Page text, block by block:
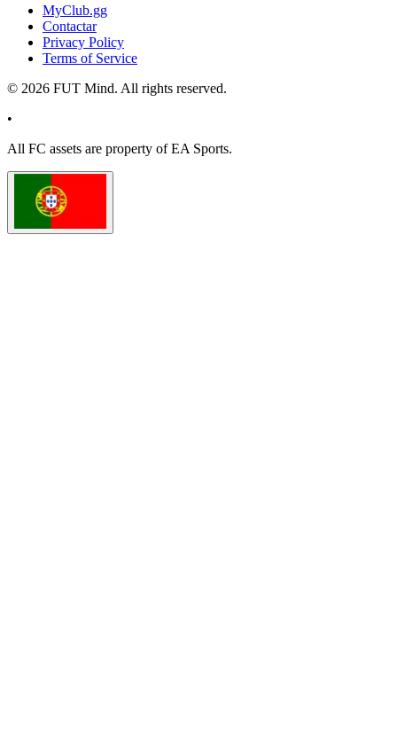
MyClub.gg
Contactar
Privacy Policy
Terms of Service
© 2026 FUT Mind. All rights reserved.
•
All FC assets are property of EA Sports.